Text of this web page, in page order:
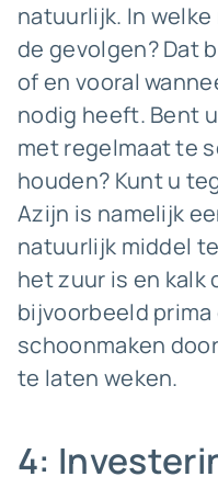
natuurlijk. In
de gevolgen? Dat
of en vooral
nodig heeft. Bent
met regelmaat te
houden? Kunt u
Azijn is namelijk
natuurlijk middel
het zuur is en kalk
bijvoorbeeld
schoonmaken
te laten weken.
4: